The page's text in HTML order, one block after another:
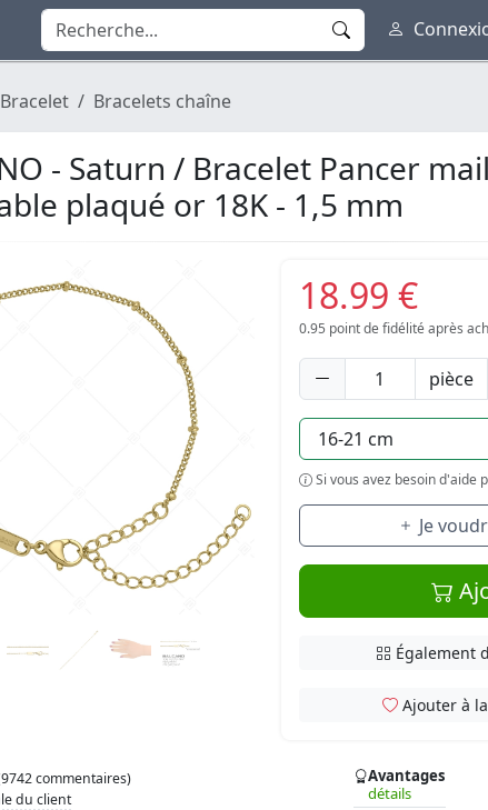
Bracelet Bracelets chaîne
- Saturn / Bracelet Pancer
plaqué or 18K - 1,5 mm
commentaires)
du client
Avantages
détails
18.99 €
0.95 point de fidélité après
pièce
Si vous avez besoin d'aide
Je
Également
Ajouter à